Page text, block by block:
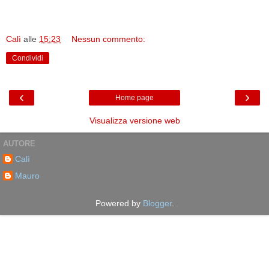
Calì alle 15:23 Nessun commento:
Condividi
‹ ›
Home page
Visualizza versione web
AUTORE
Calì
Mauro
Powered by Blogger.